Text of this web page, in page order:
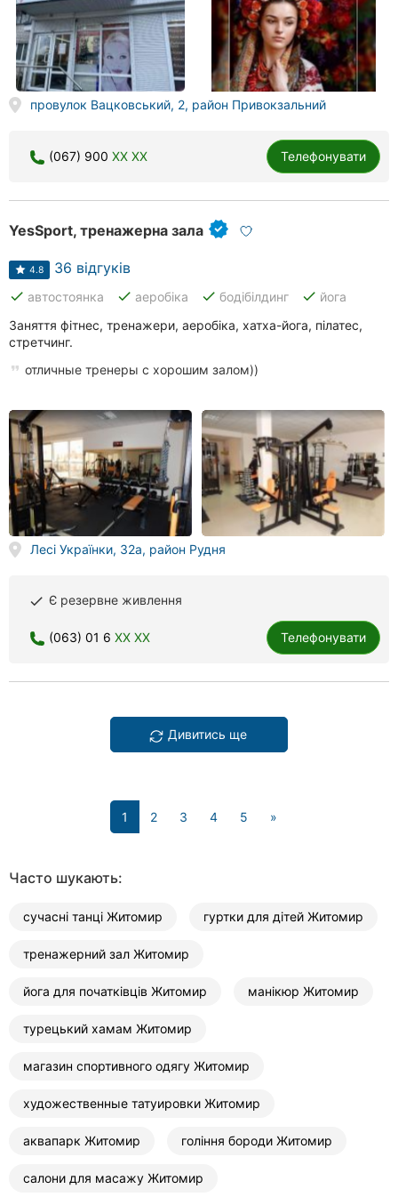
провулок Вацковський, 2, район Привокзальний
(067) 900 XX XX Телефонувати
YesSport, тренажерна зала
4.8 36 відгуків
done автостоянка done аеробіка done бодібілдинг done йога
Заняття фітнес, тренажери, аеробіка, хатха-йога, пілатес,
стретчинг.
отличные тренеры с хорошим залом))
Лесі Українки, 32а, район Рудня
done Є резервне живлення
(063) 01 6 XX XX Телефонувати
Дивитись ще
1 (current)
2 3 4 5 »
Часто шукають:
сучасні танці Житомир гуртки для дітей Житомир
тренажерний зал Житомир
йога для початківців Житомир манікюр Житомир
турецький хамам Житомир
магазин спортивного одягу Житомир
художественные татуировки Житомир
аквапарк Житомир гоління бороди Житомир
салони для масажу Житомир